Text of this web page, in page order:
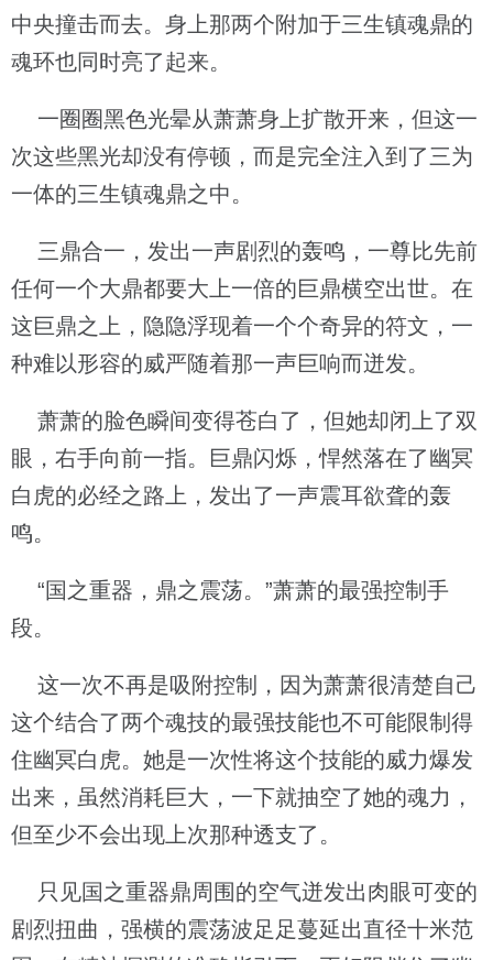
中央撞击而去。身上那两个附加于三生镇魂鼎的
魂环也同时亮了起来。
一圈圈黑色光晕从萧萧身上扩散开来，但这一
次这些黑光却没有停顿，而是完全注入到了三为
一体的三生镇魂鼎之中。
三鼎合一，发出一声剧烈的轰鸣，一尊比先前
任何一个大鼎都要大上一倍的巨鼎横空出世。在
这巨鼎之上，隐隐浮现着一个个奇异的符文，一
种难以形容的威严随着那一声巨响而迸发。
萧萧的脸色瞬间变得苍白了，但她却闭上了双
眼，右手向前一指。巨鼎闪烁，悍然落在了幽冥
白虎的必经之路上，发出了一声震耳欲聋的轰
鸣。
“国之重器，鼎之震荡。”萧萧的最强控制手
段。
这一次不再是吸附控制，因为萧萧很清楚自己
这个结合了两个魂技的最强技能也不可能限制得
住幽冥白虎。她是一次性将这个技能的威力爆发
出来，虽然消耗巨大，一下就抽空了她的魂力，
但至少不会出现上次那种透支了。
只见国之重器鼎周围的空气迸发出肉眼可变的
剧烈扭曲，强横的震荡波足足蔓延出直径十米范